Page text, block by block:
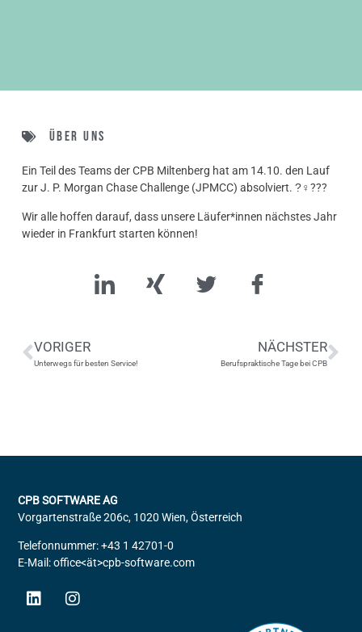
Über uns
Ein Teil des Teams der CPB Miltenberg hat am 14.10. den Lauf
zur J. P. Morgan Chase Challenge (JPMCC) absolviert. ?‍♀???
Wir alle hoffen darauf, dass unsere Läufer*innen nächstes Jahr
wieder in Frankfurt starten können!
VORIGER
Unterwegs für besten Service!
NÄCHSTER
Berufspraktische Tage bei CPB
CPB SOFTWARE AG
Vorgartenstraße 206c, 1020 Wien, Österreich
Telefonnummer: +43 1 42701-0
E-Mail: office<ät>cpb-software.com